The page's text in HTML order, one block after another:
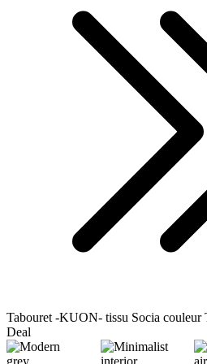
Tabouret -KUON- tissu Socia couleur
Deal